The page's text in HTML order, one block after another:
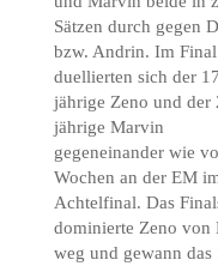
Sätzen durch gegen
bzw. Andrin. Im Final
duellierten sich der
jährige Zeno und der
jährige Marvin
gegeneinander wie
Wochen an der EM
Achtelfinal. Das
dominierte Zeno von
weg und gewann das